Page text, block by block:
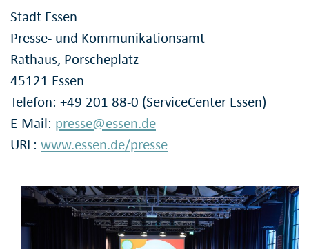
Stadt Essen
Presse- und Kommunikationsamt
Rathaus, Porscheplatz
45121 Essen
Telefon: +49 201 88-0 (ServiceCenter Essen)
E-Mail: presse@essen.de
URL: www.essen.de/presse